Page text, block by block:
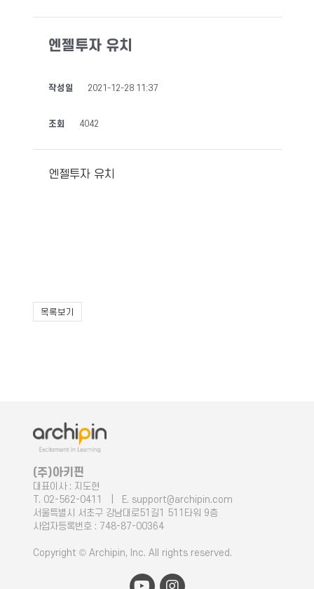
엔젤투자 유치
작성일 2021-12-28 11:37
조회 4042
엔젤투자 유치
목록보기
(주)아키핀
대표이사 : 지도현
T. 02-562-0411 | E. support@archipin.com
서울특별시 서초구 강남대로51길1 511타워 9층
사업자등록번호 : 748-87-00364
Copyright © Archipin, Inc. All rights reserved.